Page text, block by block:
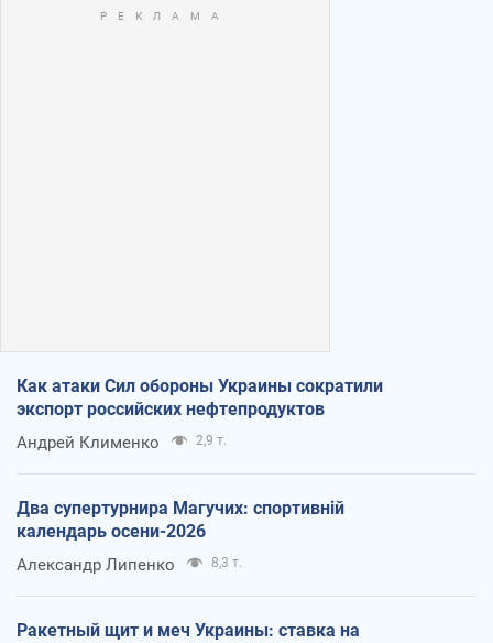
Как атаки Сил обороны Украины сократили
экспорт российских нефтепродуктов
Андрей Клименко 2,9 т.
Два супертурнира Магучих: спортивній
календарь осени-2026
Александр Липенко 8,3 т.
Ракетный щит и меч Украины: ставка на